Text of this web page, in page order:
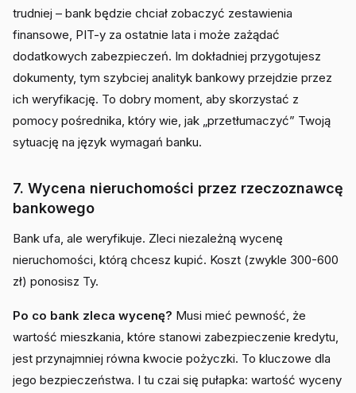
trudniej – bank będzie chciał zobaczyć zestawienia
finansowe, PIT-y za ostatnie lata i może zażądać
dodatkowych zabezpieczeń. Im dokładniej przygotujesz
dokumenty, tym szybciej analityk bankowy przejdzie przez
ich weryfikację. To dobry moment, aby skorzystać z
pomocy pośrednika, który wie, jak „przetłumaczyć” Twoją
sytuację na język wymagań banku.
7. Wycena nieruchomości przez rzeczoznawcę
bankowego
Bank ufa, ale weryfikuje. Zleci niezależną wycenę
nieruchomości, którą chcesz kupić. Koszt (zwykle 300-600
zł) ponosisz Ty.
Po co bank zleca wycenę? Musi mieć pewność, że
wartość mieszkania, które stanowi zabezpieczenie kredytu,
jest przynajmniej równa kwocie pożyczki. To kluczowe dla
jego bezpieczeństwa. I tu czai się pułapka: wartość wyceny